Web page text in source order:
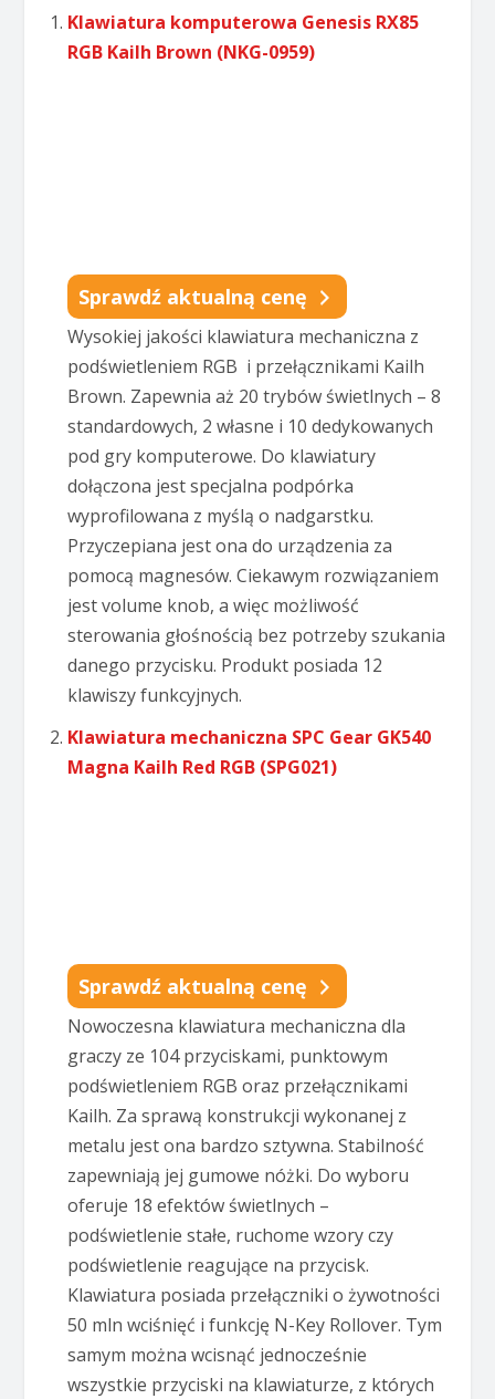
Klawiatura komputerowa Genesis RX85
RGB Kailh Brown (NKG-0959)
Sprawdź aktualną cenę
Wysokiej jakości klawiatura mechaniczna z
podświetleniem RGB i przełącznikami Kailh
Brown. Zapewnia aż 20 trybów świetlnych – 8
standardowych, 2 własne i 10 dedykowanych
pod gry komputerowe. Do klawiatury
dołączona jest specjalna podpórka
wyprofilowana z myślą o nadgarstku.
Przyczepiana jest ona do urządzenia za
pomocą magnesów. Ciekawym rozwiązaniem
jest volume knob, a więc możliwość
sterowania głośnością bez potrzeby szukania
danego przycisku. Produkt posiada 12
klawiszy funkcyjnych.
Klawiatura mechaniczna SPC Gear GK540
Magna Kailh Red RGB (SPG021)
Sprawdź aktualną cenę
Nowoczesna klawiatura mechaniczna dla
graczy ze 104 przyciskami, punktowym
podświetleniem RGB oraz przełącznikami
Kailh. Za sprawą konstrukcji wykonanej z
metalu jest ona bardzo sztywna. Stabilność
zapewniają jej gumowe nóżki. Do wyboru
oferuje 18 efektów świetlnych –
podświetlenie stałe, ruchome wzory czy
podświetlenie reagujące na przycisk.
Klawiatura posiada przełączniki o żywotności
50 mln wciśnięć i funkcję N-Key Rollover. Tym
samym można wcisnąć jednocześnie
wszystkie przyciski na klawiaturze, z których